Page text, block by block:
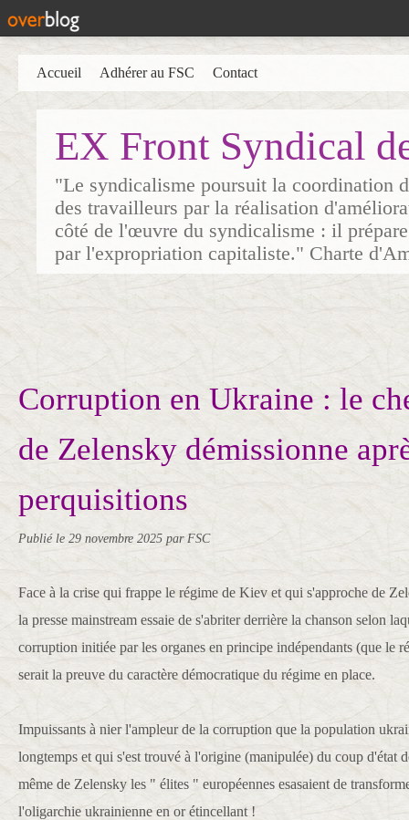
EX Front Syndical
"Le syndicalisme poursuit la coordination
des travailleurs par la réalisation
côté de l'œuvre du syndicalisme : il
par l'expropriation capitaliste." Charte
Accueil Adhérer au FSC Contact
Corruption en Ukraine : le
de Zelensky démissionne
perquisitions
Publié le 29 novembre 2025 par FSC
Face à la crise qui frappe le régime de Kiev et qui s'approche de
la presse mainstream essaie de s'abriter derrière la chanson selon
corruption initiée par les organes en principe indépendants (que le
serait la preuve du caractère démocratique du régime en place.
Impuissants à nier l'ampleur de la corruption que la population
longtemps et qui s'est trouvé à l'origine (manipulée) du coup d'état
même de Zelensky les " élites " européennes esasaient de
l'oligarchie ukrainienne en or étincellant !